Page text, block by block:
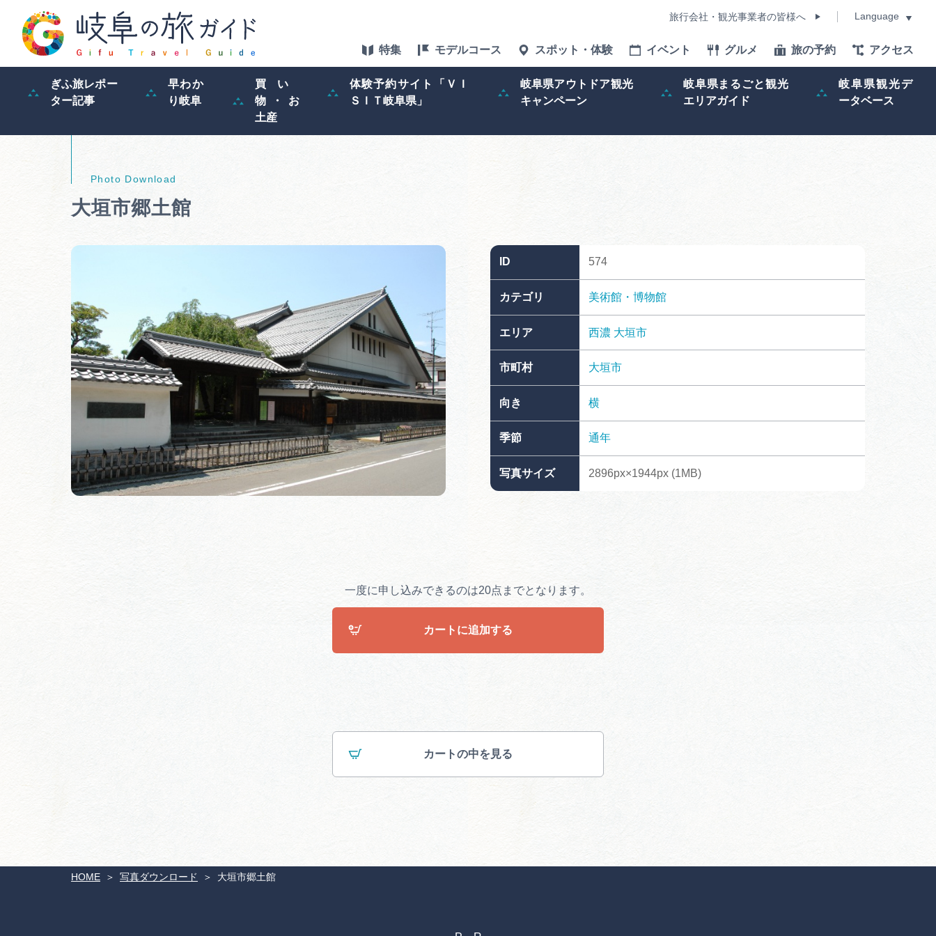
旅行会社・観光事業者の皆様へ Language
特集 モデルコース スポット・体験 イベント グルメ 旅の予約 アクセス
ぎふ旅レポー
ター記事
早わか
り岐阜
買い
物・お
土産
体験予約サイト「ＶＩ
ＳＩＴ岐阜県」
岐阜県アウトドア観光
キャンペーン
岐阜県まるごと観光
エリアガイド
岐阜県観光デ
ータベース
岐阜県アウトドア観光キャン
ペーン
イド
岐阜県観光データベース
HOME 写真ダウンロード 大垣市郷土館
大垣市郷土館
ID 574
カテゴリ 美術館・博物館
エリア 西濃 大垣市
市町村 大垣市
向き 横
季節 通年
写真サイズ 2896px×1944px (1MB)
一度に申し込みできるのは20点までとなります。
カートに追加する
カートの中を見る